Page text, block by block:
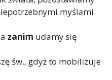
myślami
zanim udamy się
św., gdyż to mobilizuje